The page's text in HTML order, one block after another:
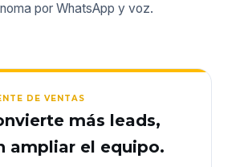
por WhatsApp y voz.
DE VENTAS
más leads,
ampliar el equipo.